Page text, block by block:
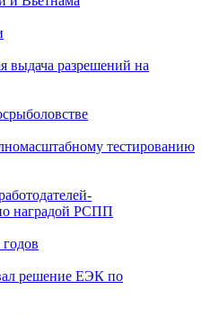
выдача разрешений на
тестированию
наградой РСПП
решение ЕЭК по